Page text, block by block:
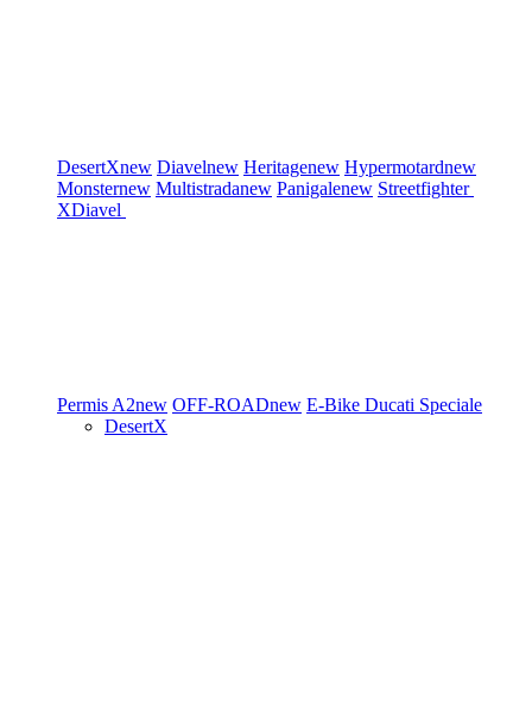
DesertXnew Diavelnew Heritagenew Hypermotardnew
Monsternew Multistradanew Panigalenew Streetfighter
XDiavel
Permis A2new OFF-ROADnew E-Bike Ducati Speciale
DesertX